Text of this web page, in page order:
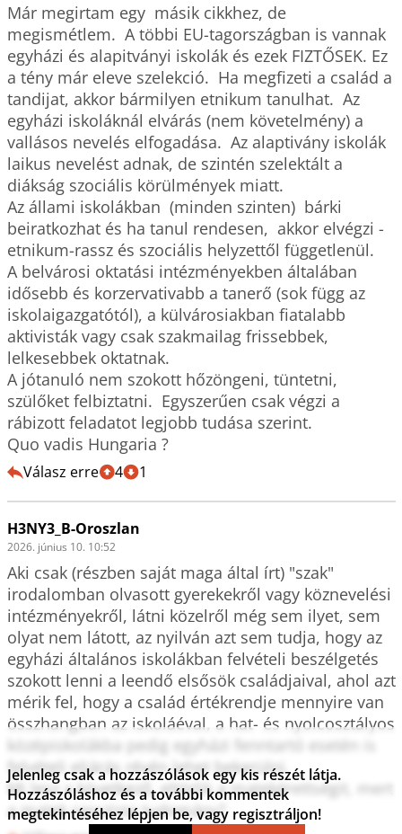
Már megirtam egy  másik cikkhez, de
megismétlem.  A többi EU-tagországban is vannak
egyházi és alapitványi iskolák és ezek FIZTŐSEK. Ez
a tény már eleve szelekció.  Ha megfizeti a család a
tandijat, akkor bármilyen etnikum tanulhat.  Az
egyházi iskoláknál elvárás (nem követelmény) a
vallásos nevelés elfogadása.  Az alaptivány iskolák
laikus nevelést adnak, de szintén szelektált a
diákság szociális körülmények miatt.
Az állami iskolákban  (minden szinten)  bárki
beiratkozhat és ha tanul rendesen,  akkor elvégzi -
etnikum-rassz és szociális helyzettől függetlenül.
A belvárosi oktatási intézményekben általában
idősebb és korzervativabb a tanerő (sok függ az
iskolaigazgatótól), a külvárosiakban fiatalabb
aktivisták vagy csak szakmailag frissebbek,
lelkesebbek oktatnak.
A jótanuló nem szokott hőzöngeni, tüntetni,
szülőket felbiztatni.  Egyszerűen csak végzi a
rábizott feladatot legjobb tudása szerint.
Quo vadis Hungaria ?
Válasz erre 4 1
H3NY3_B-Oroszlan
2026. június 10. 10:52
Aki csak (részben saját maga által írt) "szak"
irodalomban olvasott gyerekekről vagy köznevelési
intézményekről, látni közelről még sem ilyet, sem
olyat nem látott, az nyilván azt sem tudja, hogy az
egyházi általános iskolákban felvételi beszélgetés
szokott lenni a leendő elsősök családjaival, ahol azt
mérik fel, hogy a család értékrendje mennyire van
összhangban az iskoláéval, a hat- és nyolcosztályos
középiskolákba pedig egyházi fenntartó esetén is
felvételi eljárás révén lehet bekerülni.
Mi lesz a következő, eltörlik a matekérettségit, mert
a matek rasszista tudomány?
Jelenleg csak a hozzászólások egy kis részét látja.
Hozzászóláshoz és a további kommentek
megtekintéséhez lépjen be, vagy regisztráljon!